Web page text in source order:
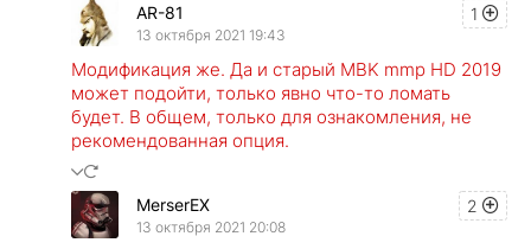
1
AR-81
13 октября 2021 19:43
Модификация же. Да и старый MBK mmp HD 2019
может подойти, только явно что-то ломать
будет. В общем, только для ознакомления, не
рекомендованная опция.
2
MerserEX
13 октября 2021 20:08